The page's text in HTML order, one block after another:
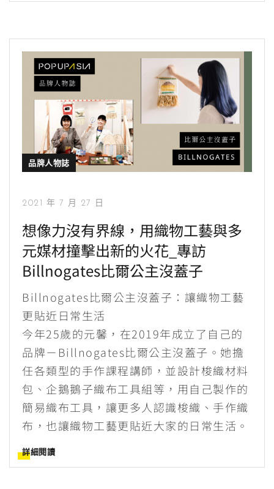
品牌人物誌
2021 年 7 月 27 日
想像力沒有界線，用織物工藝與多
元媒材撞擊出新的火花_專訪
Billnogates比爾公主沒蓋子
Billnogates比爾公主沒蓋子：讓織物工藝
更貼近日常生活
今年25歲的元馨，在2019年成立了自己的
品牌－Billnogates比爾公主沒蓋子。她擔
任各類型的手作課程講師，並設計梭織材料
包、企鵝鵝子織布工具組等，用自己製作的
簡易織布工具，讓更多人認識梭織、手作織
布，也讓織物工藝更貼近大家的日常生活。
詳細閱讀